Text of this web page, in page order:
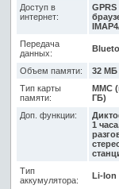
Доступ в
интернет:
GPRS
Передача
данных:
Объем памяти:
32 МБ
Тип карты
памяти:
MMC
ГБ)
Доп. функции:
1
Тип
аккумулятора:
Li-Ion